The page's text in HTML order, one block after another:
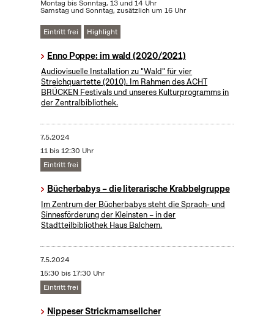
Montag bis Sonntag, 13 und 14 Uhr
Samstag und Sonntag, zusätzlich um 16 Uhr
Eintritt frei Highlight
Enno Poppe: im wald (2020/2021)
Audiovisuelle Installation zu "Wald" für vier
Streichquartette (2010). Im Rahmen des ACHT
BRÜCKEN Festivals und unseres Kulturprogramms in
der Zentralbibliothek.
7.5.2024
11 bis 12:30 Uhr
Eintritt frei
Bücherbabys – die literarische Krabbelgruppe
Im Zentrum der Bücherbabys steht die Sprach- und
Sinnesförderung der Kleinsten – in der
Stadtteilbibliothek Haus Balchem.
7.5.2024
15:30 bis 17:30 Uhr
Eintritt frei
Nippeser Strickmamsellcher